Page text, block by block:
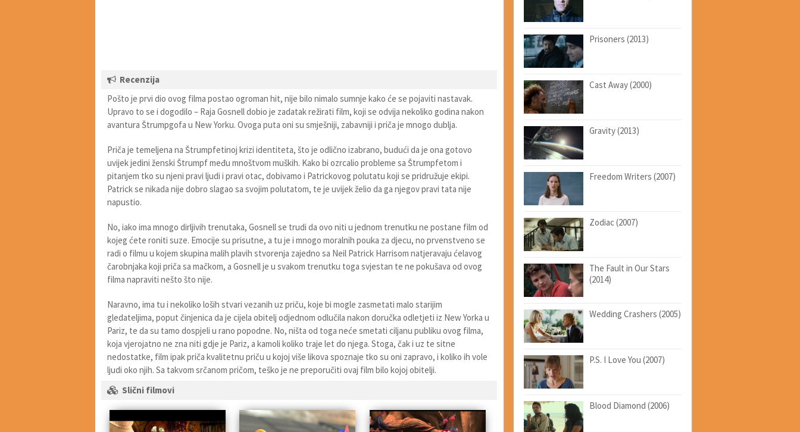
Recenzija
Pošto je prvi dio ovog filma postao ogroman hit, nije bilo nimalo sumnje kako će se pojaviti nastavak.
Upravo to se i dogodilo – Raja Gosnell dobio je zadatak režirati film, koji se odvija nekoliko godina nakon
avantura Štrumpgofa u New Yorku. Ovoga puta oni su smješniji, zabavniji i priča je mnogo dublja.
Priča je temeljena na Štrumpfetinoj krizi identiteta, što je odlično izabrano, budući da je ona gotovo
uvijek jedini ženski Štrumpf među mnoštvom muških. Kako bi ozrcalio probleme sa Štrumpfetom i
pitanjem tko su njeni pravi ljudi i pravi otac, dobivamo i Patrickovog polutatu koji se pridružuje ekipi.
Patrick se nikada nije dobro slagao sa svojim polutatom, te je uvijek želio da ga njegov pravi tata nije
napustio.
No, iako ima mnogo dirljivih trenutaka, Gosnell se trudi da ovo niti u jednom trenutku ne postane film od
kojeg ćete roniti suze. Emocije su prisutne, a tu je i mnogo moralnih pouka za djecu, no prvenstveno se
radi o filmu u kojem skupina malih plavih stvorenja zajedno sa Neil Patrick Harrisom natjeravaju ćelavog
čarobnjaka koji priča sa mačkom, a Gosnell je u svakom trenutku toga svjestan te ne pokušava od ovog
filma napraviti nešto što nije.
Naravno, ima tu i nekoliko loših stvari vezanih uz priču, koje bi mogle zasmetati malo starijim
gledateljima, poput činjenica da je cijela obitelj odjednom odlučila nakon doručka odletjeti iz New Yorka u
Pariz, te da su tamo dospjeli u rano popodne. No, ništa od toga neće smetati ciljanu publiku ovog filma,
koja vjerojatno ne zna niti gdje je Pariz, a kamoli koliko traje let do njega. Stoga, čak i uz te sitne
nedostatke, film ipak priča kvalitetnu priču u kojoj više likova spoznaje tko su oni zapravo, i koliko ih vole
ljudi oko njih. Sa takvom srčanom pričom, teško je ne preporučiti ovaj film bilo kojoj obitelji.
Slični filmovi
Prisoners (2013)
Cast Away (2000)
Gravity (2013)
Freedom Writers (2007)
Zodiac (2007)
The Fault in Our Stars
(2014)
Wedding Crashers (2005)
P.S. I Love You (2007)
Blood Diamond (2006)